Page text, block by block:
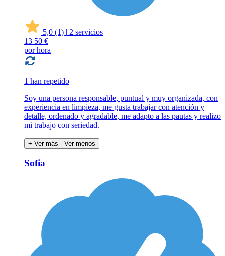
5,0 (1) | 2 servicios
13 50 €
por hora
1 han repetido
Soy una persona responsable, puntual y muy organizada, con
experiencia en limpieza, me gusta trabajar con atención y
detalle, ordenado y agradable, me adapto a las pautas y realizo
mi trabajo con seriedad.
+ Ver más - Ver menos
Sofia